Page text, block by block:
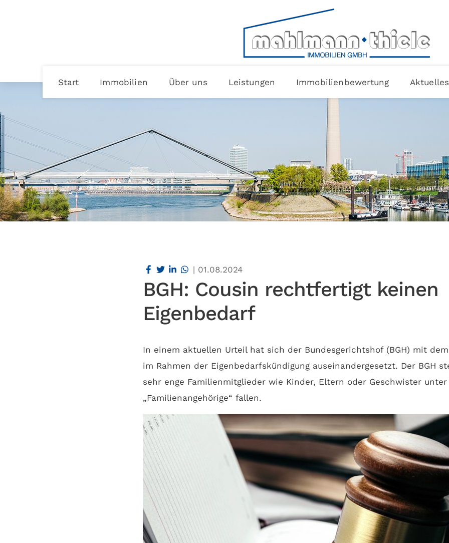
Start Immobilien Über uns Leistungen Immobilienbewertung Aktuelles
| 01.08.2024
BGH: Cousin rechtfertigt keinen
Eigenbedarf
In einem aktuellen Urteil hat sich der Bundesgerichtshof (BGH) mit
im Rahmen der Eigenbedarfskündigung auseinandergesetzt. Der BGH
sehr enge Familienmitglieder wie Kinder, Eltern oder Geschwister
„Familienangehörige“ fallen.